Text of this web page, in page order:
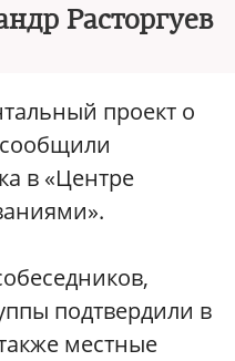
Расторгуев
проект о
в «Центре
подтвердили в
местные